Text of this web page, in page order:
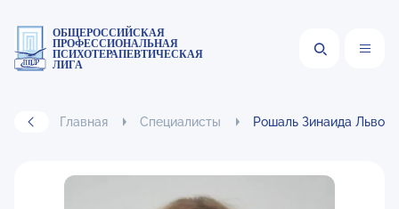
ОБЩЕРОССИЙСКАЯ
ПРОФЕССИОНАЛЬНАЯ
ПСИХОТЕРАПЕВТИЧЕСКАЯ
ЛИГА
Главная Специалисты Рошаль Зинаида